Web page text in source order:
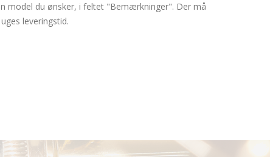
model du ønsker, i feltet "Bemærkninger". Der må
leveringstid.